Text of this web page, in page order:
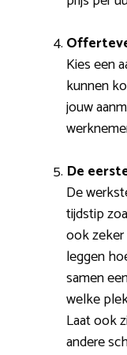
Kies een
kunnen
jouw
De
De
tijdstip
ook
leggen
samen
welke
Laat ook
andere